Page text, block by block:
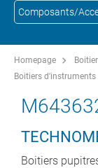
Composants/
Homepage
Boitiers d'instruments
Boitiers